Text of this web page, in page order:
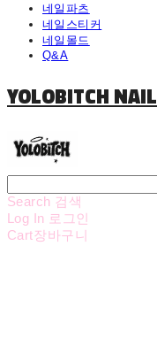
네일파츠
네일스티커
네일몰드
Q&A
YOLOBITCH NAIL
Search 검색
Log In 로그인
Cart장바구니